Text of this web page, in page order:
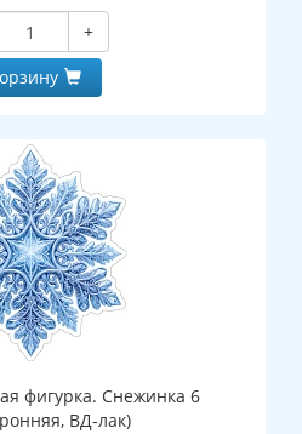
+
фигурка. Снежинка 6
ВД-лак)